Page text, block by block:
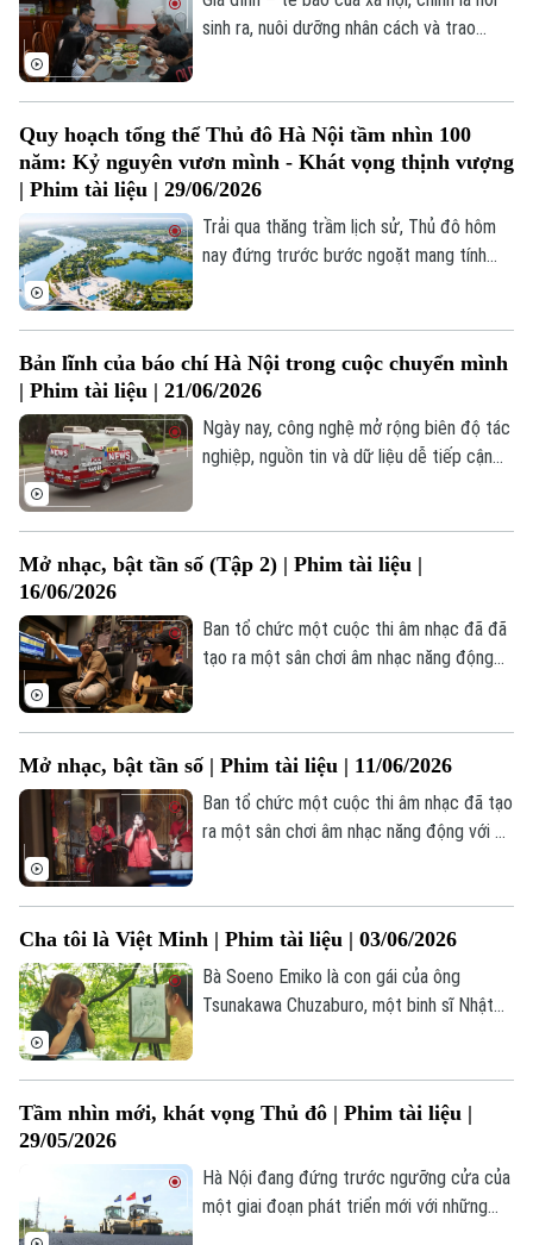
Theo dõi Hà Nội On
Âm nhạc
sinh ra, nuôi dưỡng nhân cách và trao
Quy hoạch tổng thể Thủ đô Hà Nội tầm nhìn 100
năm: Kỷ nguyên vươn mình - Khát vọng thịnh vượng
| Phim tài liệu | 29/06/2026
Trải qua thăng trầm lịch sử, Thủ đô hôm
nay đứng trước bước ngoặt mang tính
tầm nhìn 100 năm chính là nền tảng cơ sở
mở ra một chương mới đầy kiêu hãnh, kỷ
nguyên vươn mình của dân tộc, kiến tạo
một Thủ đô văn hiến, văn minh, hiện đại,
Bản lĩnh của báo chí Hà Nội trong cuộc chuyển mình
| Phim tài liệu | 21/06/2026
Ngày nay, công nghệ mở rộng biên độ tác
nghiệp, nguồn tin và dữ liệu dễ tiếp cận
mạnh, người làm báo càng phải nghiêm
và trách nhiệm với công chúng.
Mở nhạc, bật tần số (Tập 2) | Phim tài liệu |
16/06/2026
Ban tổ chức một cuộc thi âm nhạc đã đã
tạo ra một sân chơi âm nhạc năng động
ở Thủ đô Hà Nội. Cuộc thi phần nào cũng
là tiếng nói của người trẻ theo chủ trương
phát triển công nghiệp văn hoá của đất
Mở nhạc, bật tần số | Phim tài liệu | 11/06/2026
Ban tổ chức một cuộc thi âm nhạc đã tạo
ra một sân chơi âm nhạc năng động với 58
thủ đô Hà Nội.
Cha tôi là Việt Minh | Phim tài liệu | 03/06/2026
Bà Soeno Emiko là con gái của ông
Tsunakawa Chuzaburo, một binh sĩ Nhật
Tầm nhìn mới, khát vọng Thủ đô | Phim tài liệu |
29/05/2026
Hà Nội đang đứng trước ngưỡng cửa của
một giai đoạn phát triển mới với những